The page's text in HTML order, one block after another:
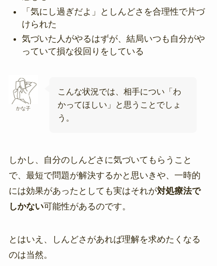
「気にし過ぎだよ」としんどさを合理性で片づ
けられた
気づいた人がやるはずが、結局いつも自分がや
っていて損な役回りをしている
かな子
こんな状況では、相手につい「わ
かってほしい」と思うことでしょ
う。
しかし、自分のしんどさに気づいてもらうこと
で、最短で問題が解決するかと思いきや、一時的
には効果があったとしても実はそれが対処療法で
しかない可能性があるのです。
とはいえ、しんどさがあれば理解を求めたくなる
のは当然。